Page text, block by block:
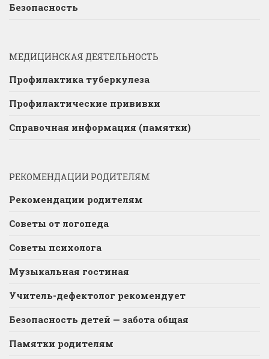
Безопасность
МЕДИЦИНСКАЯ ДЕЯТЕЛЬНОСТЬ
Профилактика туберкулеза
Профилактические прививки
Справочная информация (памятки)
РЕКОМЕНДАЦИИ РОДИТЕЛЯМ
Рекомендации родителям
Советы от логопеда
Советы психолога
Музыкальная гостиная
Учитель-дефектолог рекомендует
Безопасность детей — забота общая
Памятки родителям